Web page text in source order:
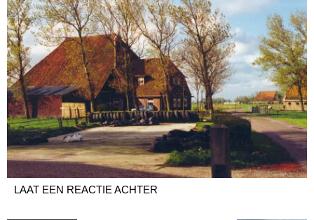
LAAT EEN REACTIE ACHTER